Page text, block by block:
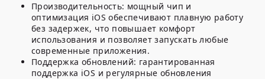
Производительность: мощный чип и
оптимизация iOS обеспечивают плавную работу
без задержек, что повышает комфорт
использования и позволяет запускать любые
современные приложения.
Поддержка обновлений: гарантированная
поддержка iOS и регулярные обновления